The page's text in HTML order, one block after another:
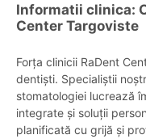
Informatii clinica:
Center Targoviste
Forța clinicii RaDent
dentiști. Specialiștii
stomatologiei lucrează
integrate și soluții
planificată cu grijă și